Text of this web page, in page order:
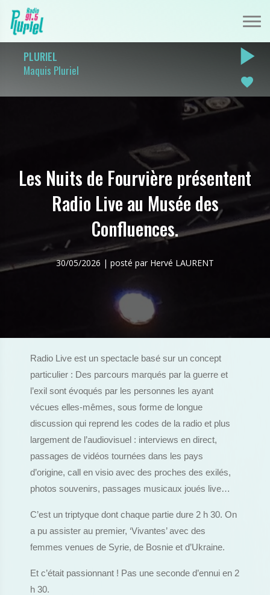
PLURIEL
Maquis Pluriel
play_arrow
favorite
Les Nuits de Fourvière présentent
Radio Live au Musée des
Confluences.
30/05/2026 | posté par Hervé LAURENT
Radio Live est un spectacle basé sur un concept
particulier : Des parcours marqués par la guerre et
l’exil sont évoqués par les personnes les ayant
vécues elles-mêmes, sous forme de longue
discussion qui reprend les codes de la radio et plus
largement de l’audiovisuel : interviews en direct,
passages de vidéos tournées dans les pays
d’origine, call en visio avec des proches des exilés,
photos souvenirs, passages musicaux joués live…
C’est un triptyque dont chaque partie dure 2 h 30. On
a pu assister au premier, ‘Vivantes’ avec des
femmes venues de Syrie, de Bosnie et d’Ukraine.
Et c’était passionnant ! Pas une seconde d’ennui en 2
h 30.